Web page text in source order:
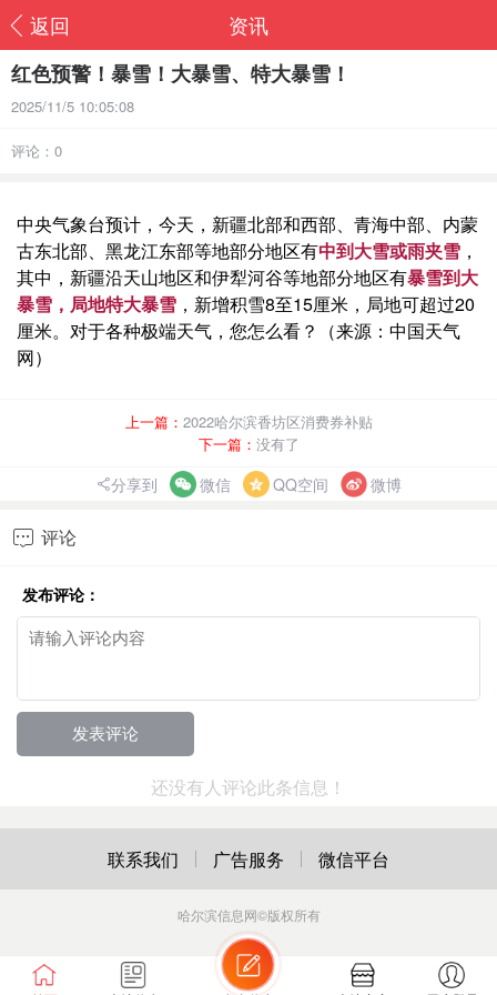
返回
资讯
红色预警！暴雪！大暴雪、特大暴雪！
2025/11/5 10:05:08
评论：0
中央气象台预计，今天，新疆北部和西部、青海中部、内蒙
古东北部、黑龙江东部等地部分地区有中到大雪或雨夹雪 ，
其中，新疆沿天山地区和伊犁河谷等地部分地区有暴雪到大
暴雪，局地特大暴雪 ，新增积雪8至15厘米，局地可超过20
厘米。 对于各种极端天气，您怎么看？（来源：中国天气
网）
上一篇： 2022哈尔滨香坊区消费券补贴
下一篇： 没有了
分享到 微信 QQ空间 微博
 评论
发布评论：
还没有人评论此条信息！
联系我们 广告服务 微信平台
哈尔滨信息网©版权所有